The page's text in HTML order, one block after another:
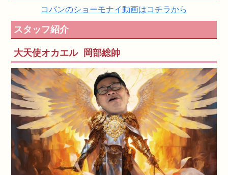
コパンのショーモナイ動画はコチラから
スタッフ紹介
大天使オカエル 岡部総帥